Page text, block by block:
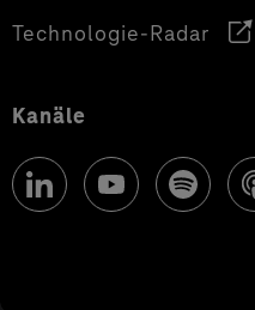
Technologie-Radar
Kanäle